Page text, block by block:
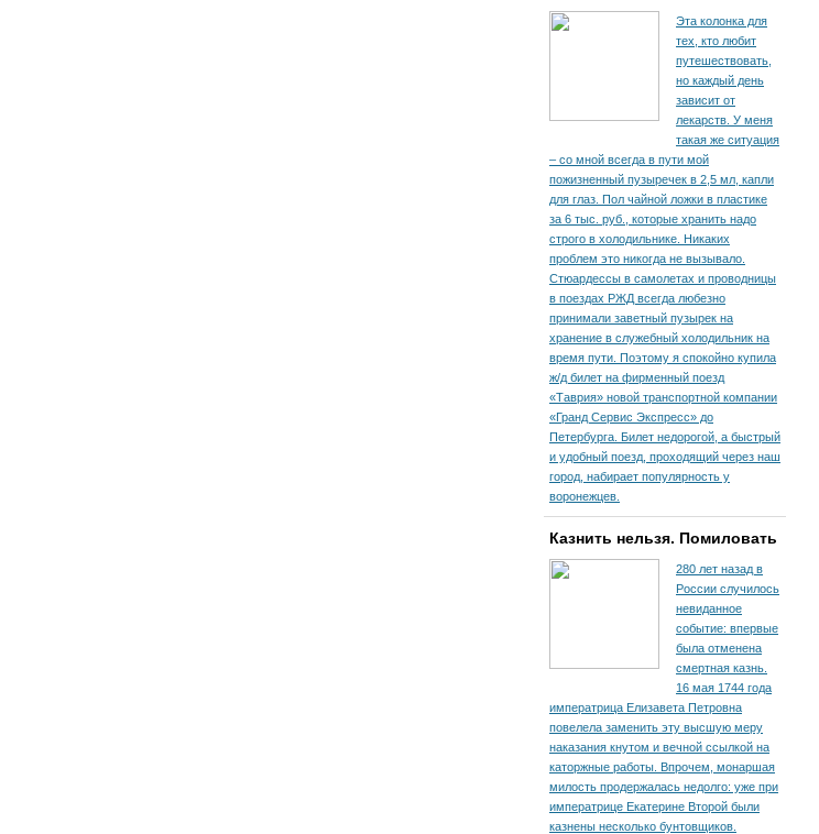
Эта колонка для
тех, кто любит
путешествовать,
но каждый день
зависит от
лекарств. У меня
такая же ситуация
– со мной всегда в пути мой
пожизненный пузыречек в 2,5 мл, капли
для глаз. Пол чайной ложки в пластике
за 6 тыс. руб., которые хранить надо
строго в холодильнике. Никаких
проблем это никогда не вызывало.
Стюардессы в самолетах и проводницы
в поездах РЖД всегда любезно
принимали заветный пузырек на
хранение в служебный холодильник на
время пути. По­этому я спокойно купила
ж/д билет на фирменный поезд
«Таврия» новой транспортной компании
«Гранд Сервис Экспресс» до
Петербурга. Билет недорогой, а быстрый
и удобный поезд, проходящий через наш
город, набирает популярность у
воронежцев.
Казнить нельзя. Помиловать
280 лет назад в
России случилось
невиданное
событие: впервые
была отменена
смертная казнь.
16 мая 1744 года
императрица Елизавета Петровна
повелела заменить эту высшую меру
наказания кнутом и вечной ссылкой на
каторжные работы. Впрочем, монаршая
милость продержалась недолго: уже при
императрице Екатерине Второй были
казнены несколько бунтовщиков.